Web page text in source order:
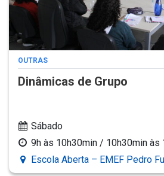
OUTRAS
Dinâmicas de Grupo
Sábado
9h às 10h30min / 10h30min às
Escola Aberta – EMEF Pedro